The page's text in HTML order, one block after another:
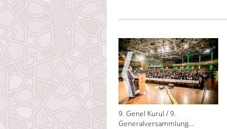
9. Genel Kurul / 9.
Generalversammlung...